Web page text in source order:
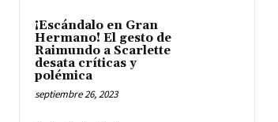
¡Escándalo en Gran
Hermano! El gesto de
Raimundo a Scarlette
desata críticas y
polémica
septiembre 26, 2023